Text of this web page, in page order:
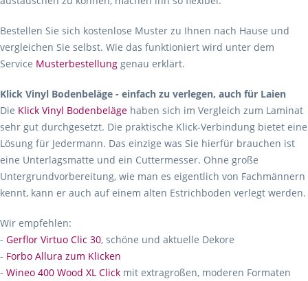
Bestellen Sie sich kostenlose Muster zu Ihnen nach Hause und
vergleichen Sie selbst. Wie das funktioniert wird unter dem
Service Musterbestellung genau erklärt.
Klick Vinyl Bodenbeläge - einfach zu verlegen, auch für Laien
Die Klick Vinyl Bodenbeläge haben sich im Vergleich zum Laminat
sehr gut durchgesetzt. Die praktische Klick-Verbindung bietet eine
Lösung für Jedermann. Das einzige was Sie hierfür brauchen ist
eine Unterlagsmatte und ein Cuttermesser. Ohne große
Untergrundvorbereitung, wie man es eigentlich von Fachmännern
kennt, kann er auch auf einem alten Estrichboden verlegt werden.
Wir empfehlen:
- Gerflor Virtuo Clic 30, schöne und aktuelle Dekore
- Forbo Allura zum Klicken
- Wineo 400 Wood XL Click mit extragroßen, moderen Formaten